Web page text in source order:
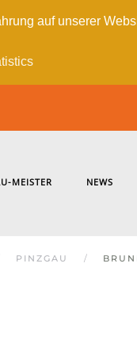
auf unserer
MEISTER NEWS
PINZGAU